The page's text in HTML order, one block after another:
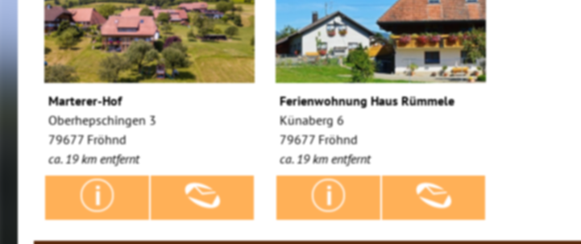
Marterer-Hof
Oberhepschingen 3
79677 Fröhnd
ca. 19 km entfernt
Ferienwohnung Haus Rümmele
Künaberg 6
79677 Fröhnd
ca. 19 km entfernt